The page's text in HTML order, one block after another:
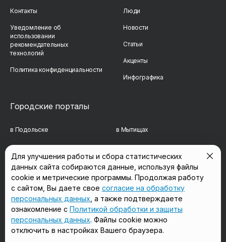
Контакты
Уведомление об
использовании
рекомендательных
технологий
Политика конфиденциальности
Люди
Новости
Статьи
Акценты
Инфографика
Городские порталы
в Подольске в Мытищах
в Сергиевом Посаде в Люберцах
в Красногорске в Королёве
в Домодедово в Щёлково
Мы в соцсетях
Для улучшения работы и сбора статистических
данных сайта собираются данные, используя файлы
cookie и метрические программы. Продолжая работу
с сайтом, Вы даете свое согласие на обработку
персональных данных , а также подтверждаете
ознакомление с Политикой обработки и защиты
персональных данных. Файлы cookie можно
отключить в настройках Вашего браузера.